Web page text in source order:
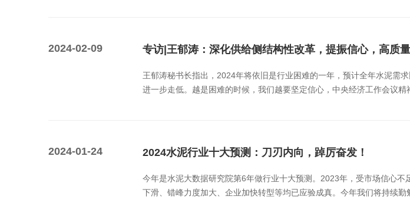
2024-02-09 专访|王郁涛：深化供给侧结构性改革，提振信心，高质
王郁涛秘书长指出，2024年将依旧是行业困难的一年，预计全年水泥需
进一步走低。越是困难的时候，我们越要坚定信心，中央经济工作会议精
2024-01-24 2024水泥行业十大预测：刀刃内向，踔厉奋发！
今年是水泥大数据研究院第6年做行业十大预测。2023年，受市场信心
下滑、错峰力度加大、企业加快转型等均已应验成真。今年我们将持续勤